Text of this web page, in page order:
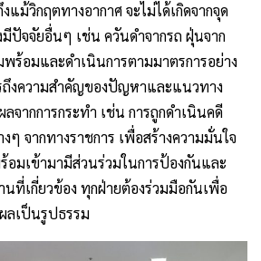
ม้วิกฤตทางอากาศ จะไม่ได้เกิดจากจุด
มีปัจจัยอื่นๆ เช่น ควันดำจากรถ ฝุ่นจาก
ร้อมและดำเนินการตามมาตรการอย่าง
ถึงความสำคัญของปัญหาและแนวทาง
จากการกระทำ เช่น การถูกดำเนินคดี
ๆ จากทางราชการ เพื่อสร้างความมั่นใจ
มเข้ามามีส่วนร่วมในการป้องกันและ
ที่เกี่ยวข้อง ทุกฝ่ายต้องร่วมมือกันเพื่อ
ลเป็นรูปธรรม